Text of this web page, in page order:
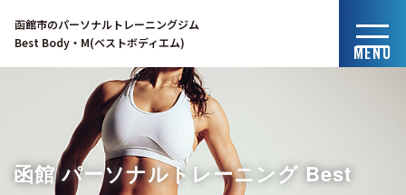
函館市のパーソナルトレーニングジム
Best Body・M(ベストボディエム)
MENU
函館 パーソナルトレーニング Best